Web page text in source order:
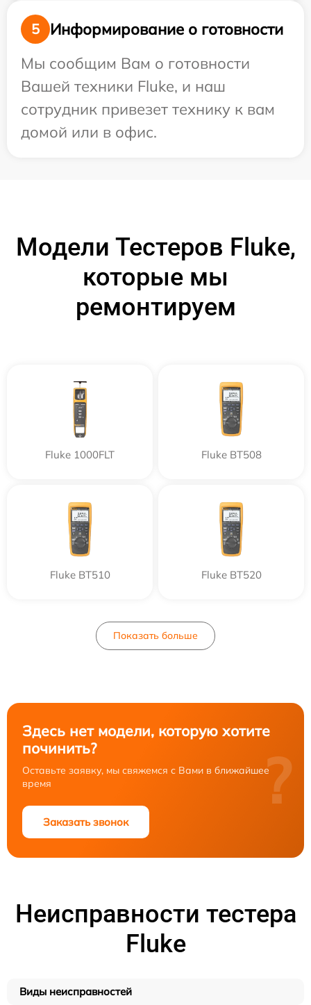
5
Информирование о готовности
Мы сообщим Вам о готовности
Вашей техники Fluke, и наш
сотрудник привезет технику к вам
домой или в офис.
Модели Тестеров Fluke,
которые мы
ремонтируем
Fluke 1000FLT Fluke BT508
Fluke BT510 Fluke BT520
Показать больше
Здесь нет модели, которую хотите
починить?
Оставьте заявку, мы свяжемся с Вами в ближайшее
время
Заказать звонок
?
Неисправности тестера
Fluke
Виды неисправностей